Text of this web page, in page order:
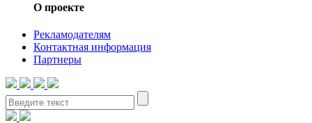
О проекте
Рекламодателям
Контактная информация
Партнеры